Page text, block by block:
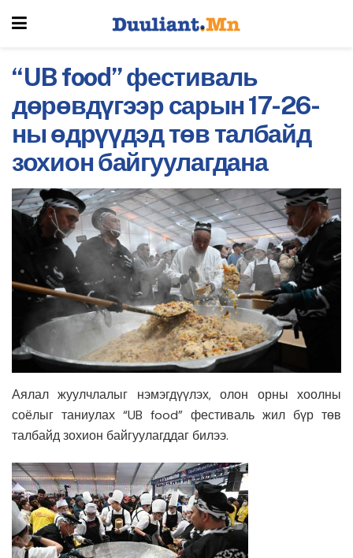
“UB food” фестиваль
дөрөвдүгээр сарын 17-26-
ны өдрүүдэд төв талбайд
зохион байгуулагдана
Аялал жуулчлалыг нэмэгдүүлэх, олон орны хоолны
соёлыг таниулах “UB food” фестиваль жил бүр төв
талбайд зохион байгуулагддаг билээ.